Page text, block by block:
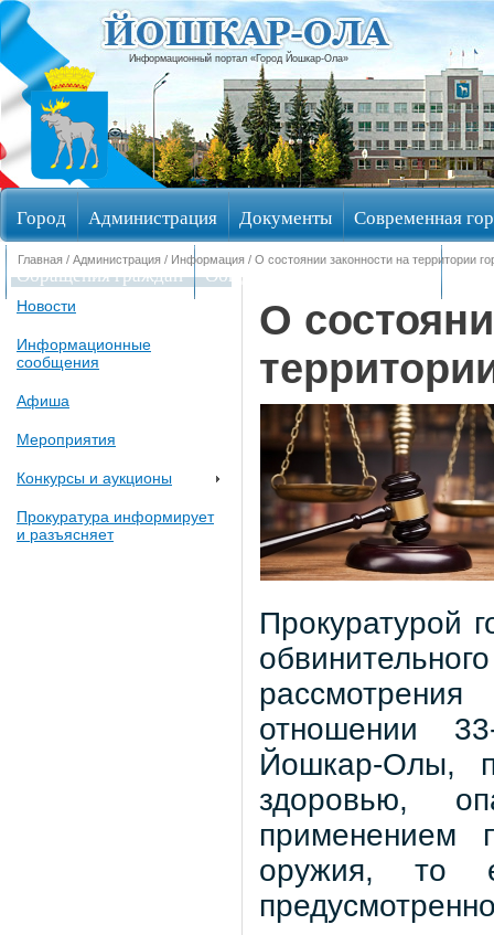
Информационный портал «Город Йошкар-Ола»
Город Администрация Документы Современная
Обращения граждан Общественные обсуждения
Главная / Администрация / Информация / О состоянии законности на территории
Новости
Информационные
сообщения
Афиша
Мероприятия
Конкурсы и аукционы
Прокуратура информирует
и разъясняет
О
Прокуратурой
отношении
Йошкар-Олы,
здоровью,
применением
оружия, то